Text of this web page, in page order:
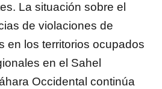
La situación sobre el
de violaciones de
en los territorios ocupados
en el Sahel
Occidental continúa